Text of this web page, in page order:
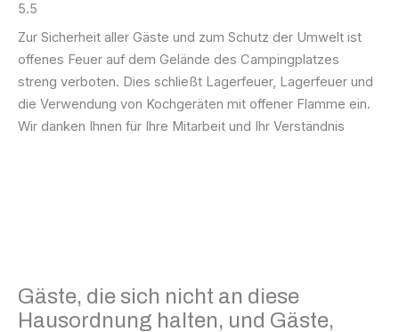
5.5
Zur Sicherheit aller Gäste und zum Schutz der Umwelt ist
offenes Feuer auf dem Gelände des Campingplatzes
streng verboten. Dies schließt Lagerfeuer, Lagerfeuer und
die Verwendung von Kochgeräten mit offener Flamme ein.
Wir danken Ihnen für Ihre Mitarbeit und Ihr Verständnis
Gäste, die sich nicht an diese
Hausordnung halten, und Gäste,